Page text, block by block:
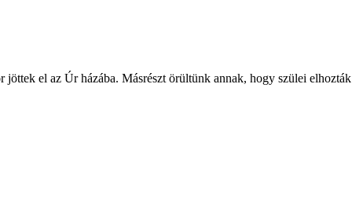
el az Úr házába. Másrészt örültünk annak, hogy szülei elhozták